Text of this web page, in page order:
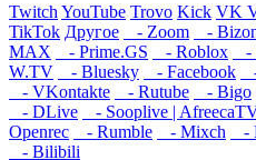
Twitch YouTube Trovo Kick VK
TikTok Другое - Zoom -
MAX
- Prime.GS - Roblox -
W.TV
- Bluesky - Facebook
- VKontakte
- Rutube - Bigo
- DLive
- Sooplive |
Openrec
- Rumble - Mixch -
- Bilibili